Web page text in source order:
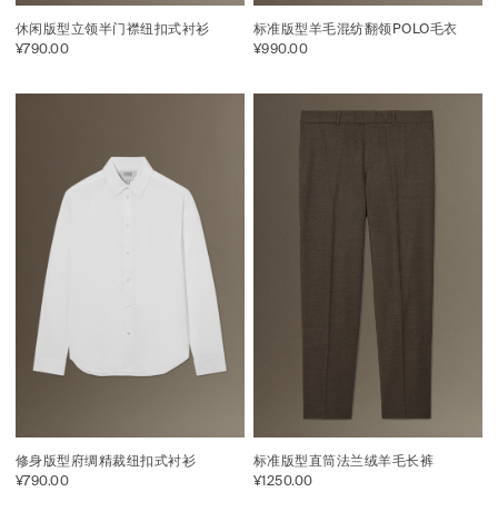
休闲版型立领半门襟纽扣式衬衫
¥790.00
标准版型羊毛混纺翻领POLO毛衣
¥990.00
修身版型府绸精裁纽扣式衬衫
¥790.00
标准版型直筒法兰绒羊毛长裤
¥1250.00